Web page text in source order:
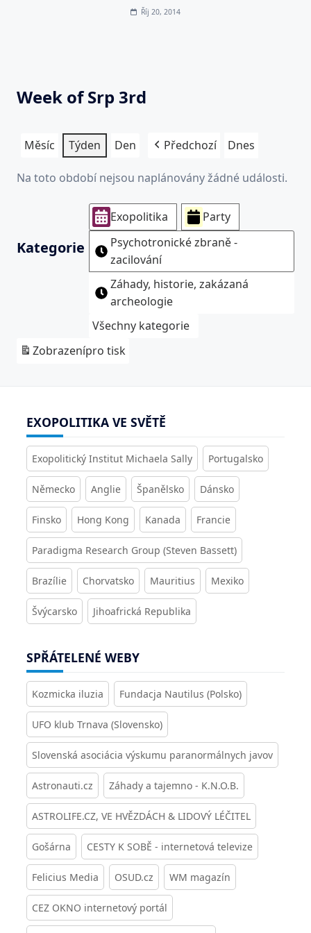
Říj 20, 2014
Week of Srp 3rd
Měsíc Týden Den Předchozí Dnes
Na toto období nejsou naplánovány žádné události.
Kategorie
Exopolitika
Party
Psychotronické zbraně -
zacilování
Záhady, historie, zakázaná
archeologie
Všechny kategorie
Zobrazenípro tisk
EXOPOLITIKA VE SVĚTĚ
Exopolitický Institut Michaela Sally Portugalsko
Německo Anglie Španělsko Dánsko
Finsko Hong Kong Kanada Francie
Paradigma Research Group (Steven Bassett)
Brazílie Chorvatsko Mauritius Mexiko
Švýcarsko Jihoafrická Republika
SPŘÁTELENÉ WEBY
Kozmicka iluzia Fundacja Nautilus (Polsko)
UFO klub Trnava (Slovensko)
Slovenská asociácia výskumu paranormálnych javov
Astronauti.cz Záhady a tajemno - K.N.O.B.
ASTROLIFE.CZ, VE HVĚZDÁCH & LIDOVÝ LÉČITEL
Gošárna CESTY K SOBĚ - internetová televize
Felicius Media OSUD.cz WM magazín
CEZ OKNO internetový portál